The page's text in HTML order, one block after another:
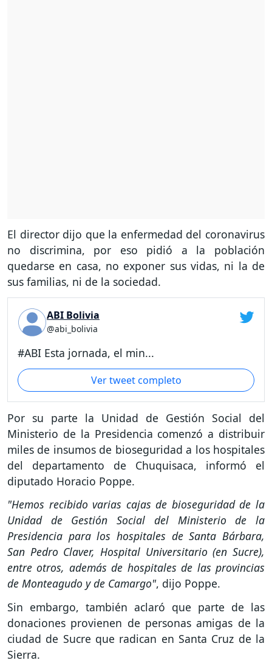
El director dijo que la enfermedad del coronavirus
no discrimina, por eso pidió a la población
quedarse en casa, no exponer sus vidas, ni la de
sus familias, ni de la sociedad.
ABI Bolivia
@abi_bolivia
#ABI Esta jornada, el min...
Ver tweet completo
Por su parte la Unidad de Gestión Social del
Ministerio de la Presidencia comenzó a distribuir
miles de insumos de bioseguridad a los hospitales
del departamento de Chuquisaca, informó el
diputado Horacio Poppe.
"Hemos recibido varias cajas de bioseguridad de la
Unidad de Gestión Social del Ministerio de la
Presidencia para los hospitales de Santa Bárbara,
San Pedro Claver, Hospital Universitario (en Sucre),
entre otros, además de hospitales de las provincias
de Monteagudo y de Camargo", dijo Poppe.
Sin embargo, también aclaró que parte de las
donaciones provienen de personas amigas de la
ciudad de Sucre que radican en Santa Cruz de la
Sierra.